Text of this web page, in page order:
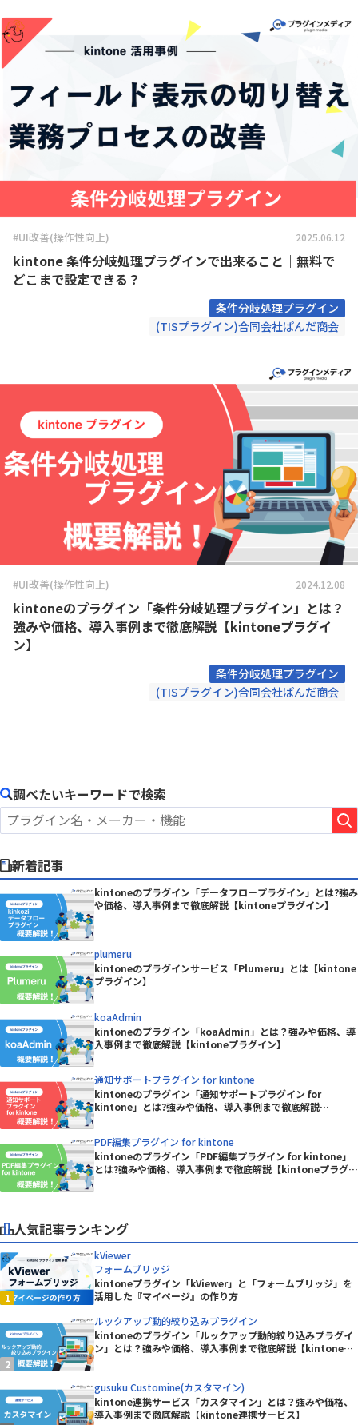
#UI改善(操作性向上) 2025.06.12
kintone 条件分岐処理プラグインで出来ること｜無料で
どこまで設定できる？
条件分岐処理プラグイン
(TISプラグイン)合同会社ぱんだ商会
#UI改善(操作性向上) 2024.12.08
kintoneのプラグイン「条件分岐処理プラグイン」とは？
強みや価格、導入事例まで徹底解説【kintoneプラグイ
ン】
条件分岐処理プラグイン
(TISプラグイン)合同会社ぱんだ商会
調べたいキーワードで検索
新着記事
kintoneのプラグイン「データフロープラグイン」とは?強み
や価格、導入事例まで徹底解説【kintoneプラグイン】
plumeru
kintoneのプラグインサービス「Plumeru」とは【kintone
プラグイン】
koaAdmin
kintoneのプラグイン「koaAdmin」とは？強みや価格、導
入事例まで徹底解説【kintoneプラグイン】
通知サポートプラグイン for kintone
kintoneのプラグイン「通知サポートプラグイン for
kintone」とは?強みや価格、導入事例まで徹底解説
PDF編集プラグイン for kintone
kintoneのプラグイン「PDF編集プラグイン for kintone」
とは?強みや価格、導入事例まで徹底解説【kintoneプラグイ
人気記事ランキング
kViewer
フォームブリッジ
kintoneプラグイン「kViewer」と「フォームブリッジ」を
活用した『マイページ』の作り方
ルックアップ動的絞り込みプラグイン
kintoneのプラグイン「ルックアップ動的絞り込みプラグイ
ン」とは？強みや価格、導入事例まで徹底解説【kintoneプ
gusuku Customine(カスタマイン)
kintone連携サービス「カスタマイン」とは？強みや価格、
導入事例まで徹底解説【kintone連携サービス】